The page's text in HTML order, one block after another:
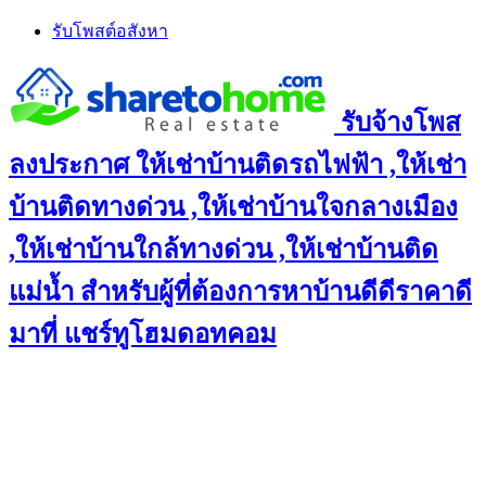
Skip
content
รับโพสต์อสังหา
รับจ้างโพส
ลงประกาศ ให้เช่าบ้านติดรถไฟฟ้า ,ให้เช่า
บ้านติดทางด่วน ,ให้เช่าบ้านใจกลางเมือง
,ให้เช่าบ้านใกล้ทางด่วน ,ให้เช่าบ้านติด
แม่น้ำ สำหรับผู้ที่ต้องการหาบ้านดีดีราคาดี
มาที่ แชร์ทูโฮมดอทคอม